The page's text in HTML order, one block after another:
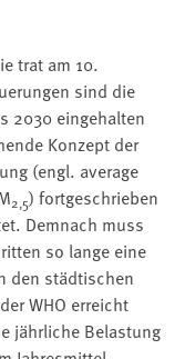
trat am 10.
sind die
2030 eingehalten
Konzept der
(engl. average
2,5) fortgeschrieben
Demnach muss
so lange eine
den städtischen
WHO erreicht
jährliche Belastung